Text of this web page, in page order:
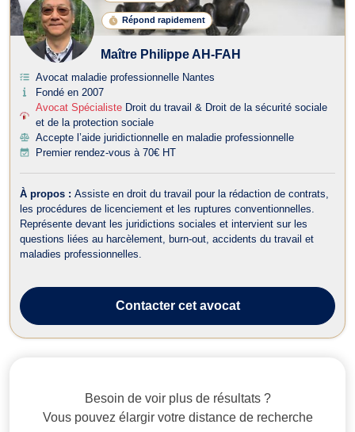
Répond rapidement
Maître Philippe AH-FAH
Avocat maladie professionnelle Nantes
Fondé en 2007
Avocat Spécialiste Droit du travail & Droit de la sécurité sociale
et de la protection sociale
Accepte l’aide juridictionnelle en maladie professionnelle
Premier rendez-vous à 70€ HT
À propos : Assiste en droit du travail pour la rédaction de contrats,
les procédures de licenciement et les ruptures conventionnelles.
Représente devant les juridictions sociales et intervient sur les
questions liées au harcèlement, burn-out, accidents du travail et
maladies professionnelles.
Contactercet avocat
Besoin de voir plus de résultats ?
Vous pouvez élargir votre distance de recherche